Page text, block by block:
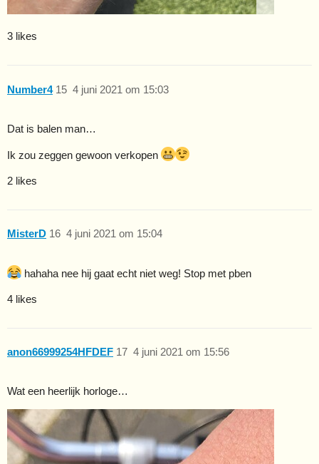
3 likes
Number4 4 juni 2021 om 15:03
15
Dat is balen man…
Ik zou zeggen gewoon verkopen
2 likes
MisterD 4 juni 2021 om 15:04
16
hahaha nee hij gaat echt niet weg! Stop met pben
4 likes
anon66999254HFDEF 4 juni 2021 om 15:56
17
Wat een heerlijk horloge…